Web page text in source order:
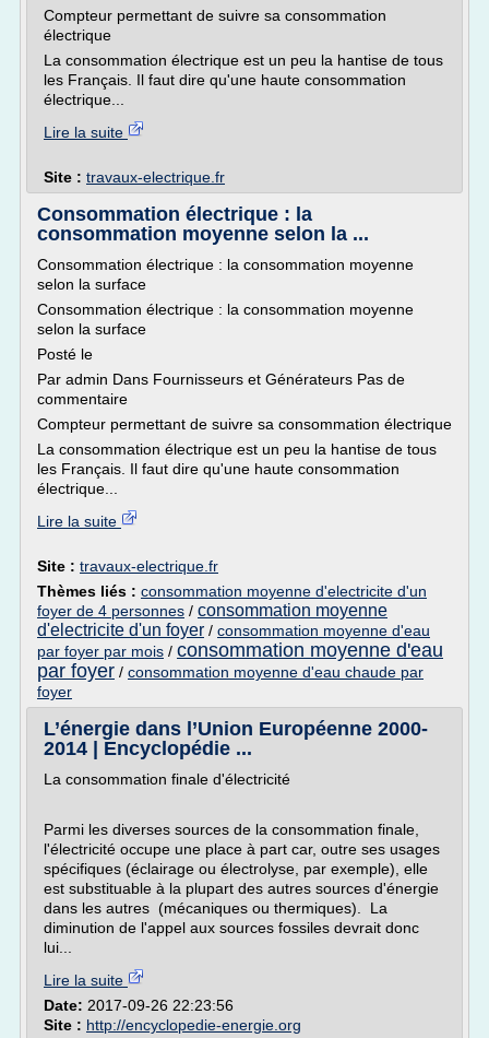
Compteur permettant de suivre sa consommation
électrique
La consommation électrique est un peu la hantise de tous
les Français. Il faut dire qu'une haute consommation
électrique...
Lire la suite
Site : travaux-electrique.fr
Consommation électrique : la
consommation moyenne selon la ...
Consommation électrique : la consommation moyenne
selon la surface
Consommation électrique : la consommation moyenne
selon la surface
Posté le
Par admin Dans Fournisseurs et Générateurs Pas de
commentaire
Compteur permettant de suivre sa consommation électrique
La consommation électrique est un peu la hantise de tous
les Français. Il faut dire qu'une haute consommation
électrique...
Lire la suite
Site : travaux-electrique.fr
Thèmes liés : consommation moyenne d'electricite d'un
foyer de 4 personnes / consommation moyenne
d'electricite d'un foyer / consommation moyenne d'eau
par foyer par mois / consommation moyenne d'eau
par foyer / consommation moyenne d'eau chaude par
foyer
L’énergie dans l’Union Européenne 2000-
2014 | Encyclopédie ...
La consommation finale d'électricité
Parmi les diverses sources de la consommation finale,
l'électricité occupe une place à part car, outre ses usages
spécifiques (éclairage ou électrolyse, par exemple), elle
est substituable à la plupart des autres sources d'énergie
dans les autres (mécaniques ou thermiques). La
diminution de l'appel aux sources fossiles devrait donc
lui...
Lire la suite
Date: 2017-09-26 22:23:56
Site : http://encyclopedie-energie.org